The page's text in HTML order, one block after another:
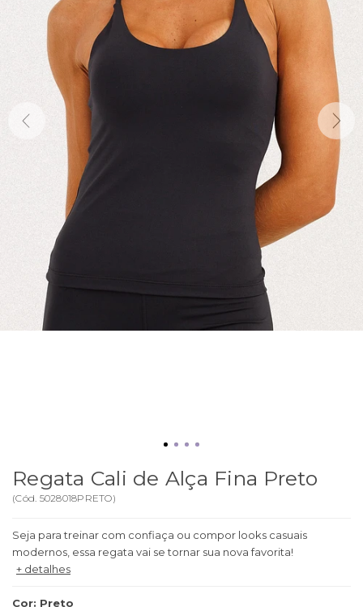
Regata Cali de Alça Fina Preto
(Cód. 5028018PRETO)
Seja para treinar com confiaça ou compor looks casuais
modernos, essa regata vai se tornar sua nova favorita!
+ detalhes
Cor: Preto